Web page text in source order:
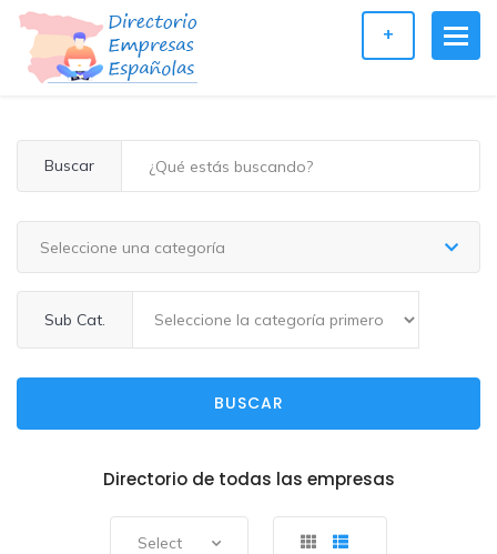
+
Buscar
Seleccione una categoría
Sub Cat.
BUSCAR
Directorio de todas las empresas
Select